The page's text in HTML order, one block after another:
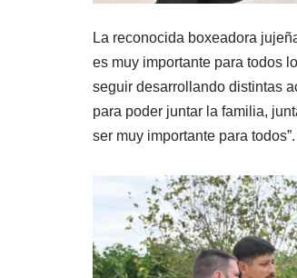
La reconocida boxeadora
es muy importante para todos
seguir desarrollando distintas
para poder juntar la familia,
ser muy importante para todos”.